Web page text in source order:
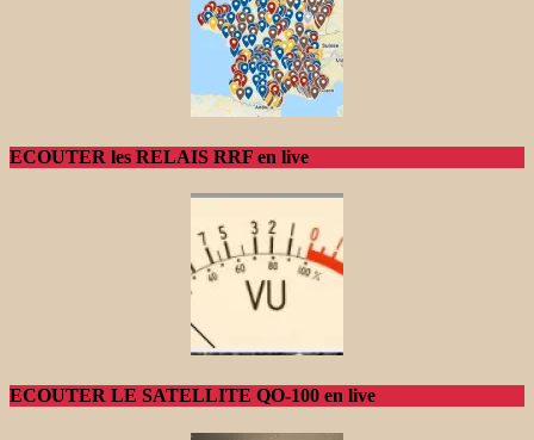
ECOUTER les RELAIS RRF en live
ECOUTER LE SATELLITE QO-100 en live